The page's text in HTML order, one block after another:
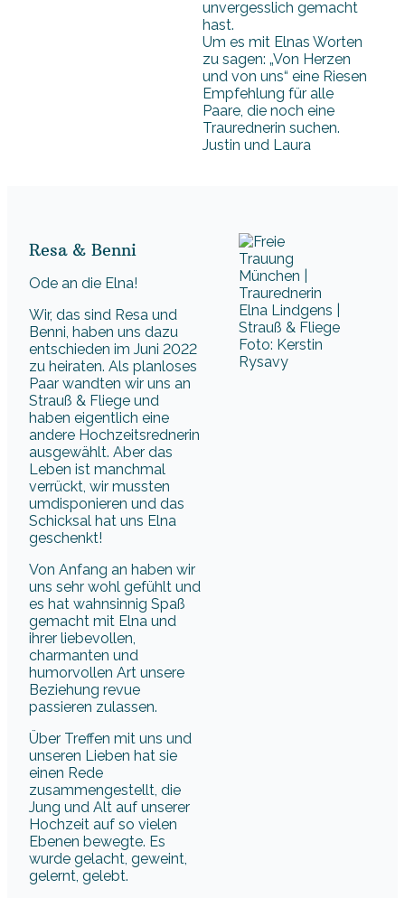
unvergesslich gemacht
hast.
Um es mit Elnas Worten
zu sagen: „Von Herzen
und von uns“ eine Riesen
Empfehlung für alle
Paare, die noch eine
Traurednerin suchen.
Justin und Laura
Foto: Kerstin
Rysavy
Resa & Benni
Ode an die Elna!
Wir, das sind Resa und
Benni, haben uns dazu
entschieden im Juni 2022
zu heiraten. Als planloses
Paar wandten wir uns an
Strauß & Fliege und
haben eigentlich eine
andere Hochzeitsrednerin
ausgewählt. Aber das
Leben ist manchmal
verrückt, wir mussten
umdisponieren und das
Schicksal hat uns Elna
geschenkt!
Von Anfang an haben wir
uns sehr wohl gefühlt und
es hat wahnsinnig Spaß
gemacht mit Elna und
ihrer liebevollen,
charmanten und
humorvollen Art unsere
Beziehung revue
passieren zulassen.
Über Treffen mit uns und
unseren Lieben hat sie
einen Rede
zusammengestellt, die
Jung und Alt auf unserer
Hochzeit auf so vielen
Ebenen bewegte. Es
wurde gelacht, geweint,
gelernt, gelebt.